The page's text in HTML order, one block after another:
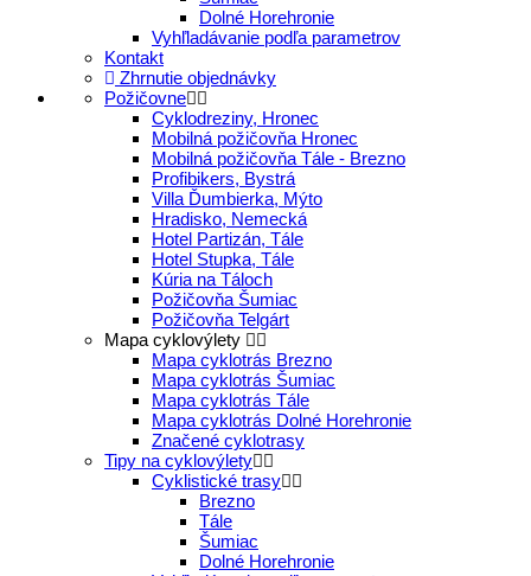
Dolné Horehronie
Vyhľladávanie podľa parametrov
Kontakt
Zhrnutie objednávky
Požičovne
Cyklodreziny, Hronec
Mobilná požičovňa Hronec
Mobilná požičovňa Tále - Brezno
Profibikers, Bystrá
Villa Ďumbierka, Mýto
Hradisko, Nemecká
Hotel Partizán, Tále
Hotel Stupka, Tále
Kúria na Táloch
Požičovňa Šumiac
Požičovňa Telgárt
Mapa cyklovýlety
Mapa cyklotrás Brezno
Mapa cyklotrás Šumiac
Mapa cyklotrás Tále
Mapa cyklotrás Dolné Horehronie
Značené cyklotrasy
Tipy na cyklovýlety
Cyklistické trasy
Brezno
Tále
Šumiac
Dolné Horehronie